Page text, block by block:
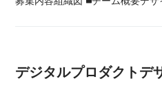
デジタルプロダクトデ